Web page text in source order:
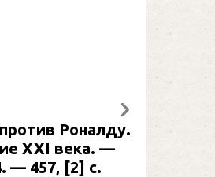
Овечкин
биография. —
2025). — 133,
Следующий